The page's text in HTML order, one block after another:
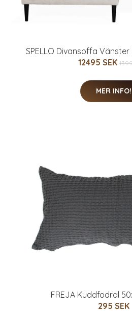
SPELLO Divansoffa
12495 SEK
MER INFO!
FREJA Kuddfodral
295 SEK